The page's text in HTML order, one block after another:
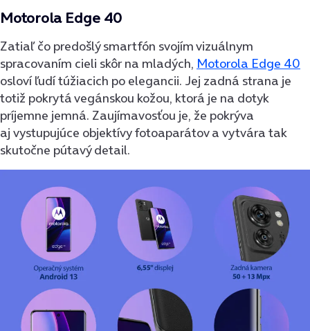
Motorola Edge 40
Zatiaľ čo predošlý smartfón svojím vizuálnym
spracovaním cieli skôr na mladých, Motorola Edge 40
osloví ľudí túžiacich po elegancii. Jej zadná strana je
totiž pokrytá vegánskou kožou, ktorá je na dotyk
príjemne jemná. Zaujímavosťou je, že pokrýva
aj vystupujúce objektívy fotoaparátov a vytvára tak
skutočne pútavý detail.